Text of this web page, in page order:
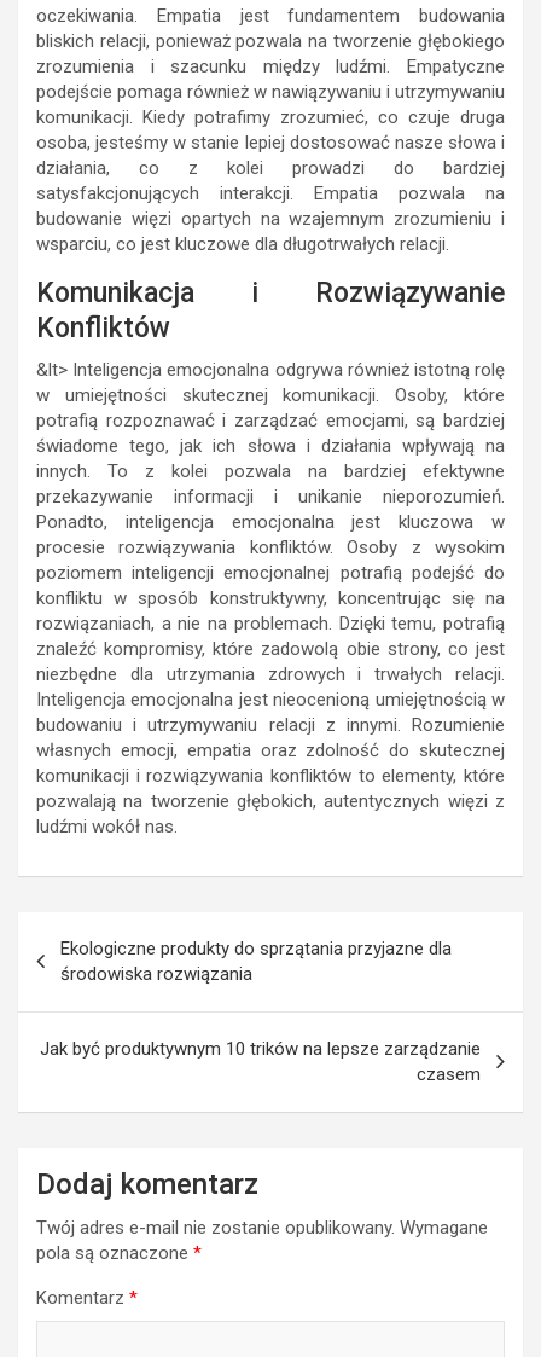
oczekiwania. Empatia jest fundamentem budowania
bliskich relacji, ponieważ pozwala na tworzenie głębokiego
zrozumienia i szacunku między ludźmi. Empatyczne
podejście pomaga również w nawiązywaniu i utrzymywaniu
komunikacji. Kiedy potrafimy zrozumieć, co czuje druga
osoba, jesteśmy w stanie lepiej dostosować nasze słowa i
działania, co z kolei prowadzi do bardziej
satysfakcjonujących interakcji. Empatia pozwala na
budowanie więzi opartych na wzajemnym zrozumieniu i
wsparciu, co jest kluczowe dla długotrwałych relacji.
Komunikacja i Rozwiązywanie
Konfliktów
&lt> Inteligencja emocjonalna odgrywa również istotną rolę
w umiejętności skutecznej komunikacji. Osoby, które
potrafią rozpoznawać i zarządzać emocjami, są bardziej
świadome tego, jak ich słowa i działania wpływają na
innych. To z kolei pozwala na bardziej efektywne
przekazywanie informacji i unikanie nieporozumień.
Ponadto, inteligencja emocjonalna jest kluczowa w
procesie rozwiązywania konfliktów. Osoby z wysokim
poziomem inteligencji emocjonalnej potrafią podejść do
konfliktu w sposób konstruktywny, koncentrując się na
rozwiązaniach, a nie na problemach. Dzięki temu, potrafią
znaleźć kompromisy, które zadowolą obie strony, co jest
niezbędne dla utrzymania zdrowych i trwałych relacji.
Inteligencja emocjonalna jest nieocenioną umiejętnością w
budowaniu i utrzymywaniu relacji z innymi. Rozumienie
własnych emocji, empatia oraz zdolność do skutecznej
komunikacji i rozwiązywania konfliktów to elementy, które
pozwalają na tworzenie głębokich, autentycznych więzi z
ludźmi wokół nas.
wpisu
Ekologiczne produkty do sprzątania przyjazne dla
środowiska rozwiązania
Jak być produktywnym 10 trików na lepsze zarządzanie
czasem
Dodaj komentarz
Twój adres e-mail nie zostanie opublikowany. Wymagane
pola są oznaczone *
Komentarz *